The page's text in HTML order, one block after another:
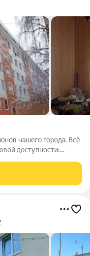
нашего города. Всё
доступности:
37 кв.м. Жилая